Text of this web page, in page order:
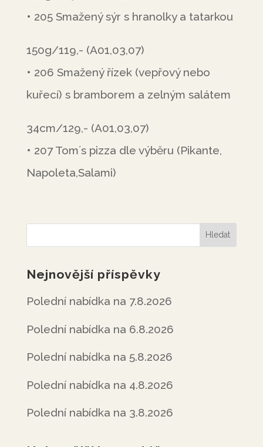
• 205 Smažený sýr s hranolky a tatarkou
150g/119,- (A01,03,07)
• 206 Smažený řízek (vepřový nebo
kuřecí) s bramborem a zelným salátem
34cm/129,- (A01,03,07)
• 207 Tom´s pizza dle výběru (Pikante,
Napoleta,Salami)
Nejnovější příspěvky
Polední nabídka na 7.8.2026
Polední nabídka na 6.8.2026
Polední nabídka na 5.8.2026
Polední nabídka na 4.8.2026
Polední nabídka na 3.8.2026